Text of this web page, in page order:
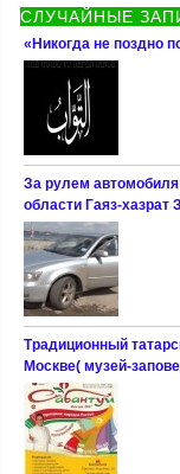
СЛУЧАЙНЫЕ
«Никогда не поздно
За рулем
области Гаяз-хазрат
Традиционный
Москве( музей-